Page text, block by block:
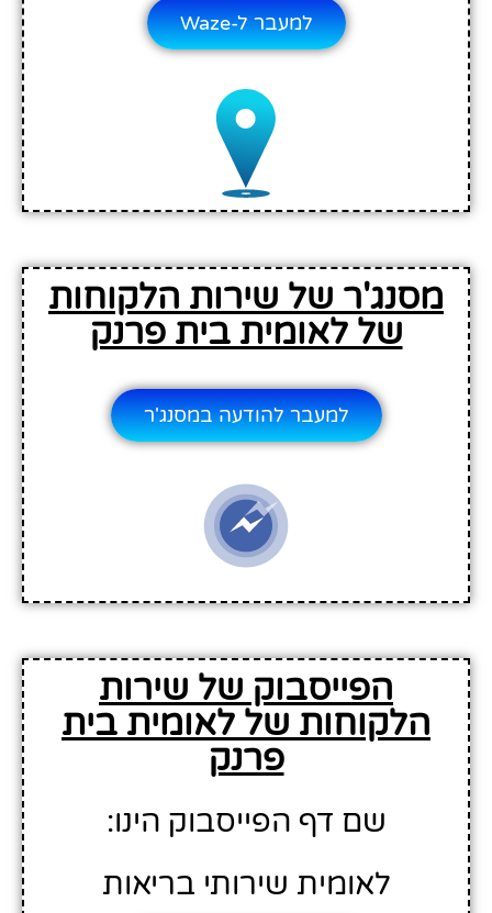
למעבר ל-Waze
מסנג'ר של שירות הלקוחות
של לאומית בית פרנק
למעבר להודעה במסנג'ר
הפייסבוק של שירות
הלקוחות של לאומית בית
פרנק
שם דף הפייסבוק הינו:
לאומית שירותי בריאות